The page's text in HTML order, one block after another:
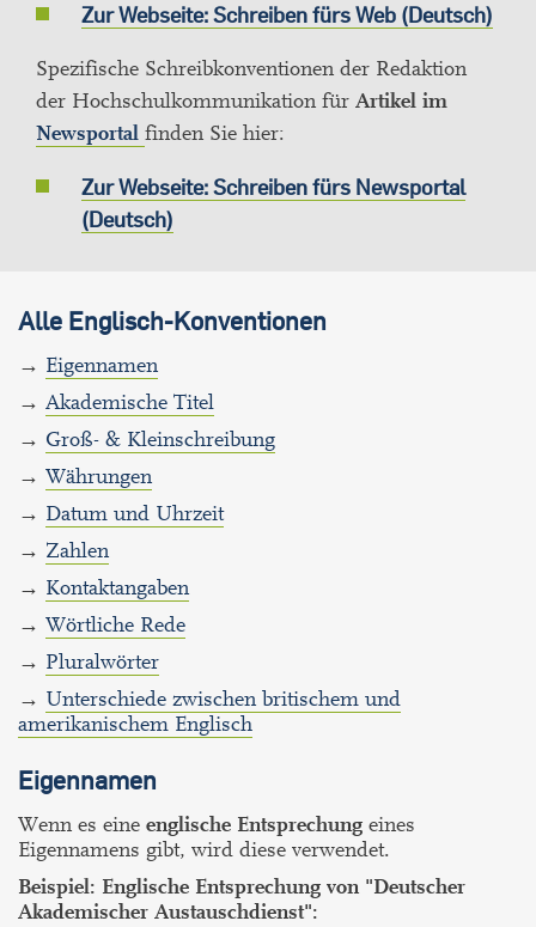
Zur Webseite: Schreiben fürs Web (Deutsch)
Spezifische Schreibkonventionen der Redaktion
der Hochschulkommunikation für Artikel im
Newsportal finden Sie hier:
Zur Webseite: Schreiben fürs Newsportal
(Deutsch)
Alle Englisch-Konventionen
→ Eigennamen
→ Akademische Titel
→ Groß- & Kleinschreibung
→ Währungen
→ Datum und Uhrzeit
→ Zahlen
→ Kontaktangaben
→ Wörtliche Rede
→ Pluralwörter
→ Unterschiede zwischen britischem und
amerikanischem Englisch
Eigennamen
Wenn es eine englische Entsprechung eines
Eigennamens gibt, wird diese verwendet.
Beispiel: Englische Entsprechung von "Deutscher
Akademischer Austauschdienst":